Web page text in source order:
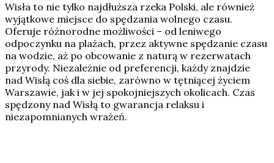
Wisła to nie tylko najdłuższa rzeka Polski, ale również
wyjątkowe miejsce do spędzania wolnego czasu.
Oferuje różnorodne możliwości – od leniwego
odpoczynku na plażach, przez aktywne spędzanie czasu
na wodzie, aż po obcowanie z naturą w rezerwatach
przyrody. Niezależnie od preferencji, każdy znajdzie
nad Wisłą coś dla siebie, zarówno w tętniącej życiem
Warszawie, jak i w jej spokojniejszych okolicach. Czas
spędzony nad Wisłą to gwarancja relaksu i
niezapomnianych wrażeń.